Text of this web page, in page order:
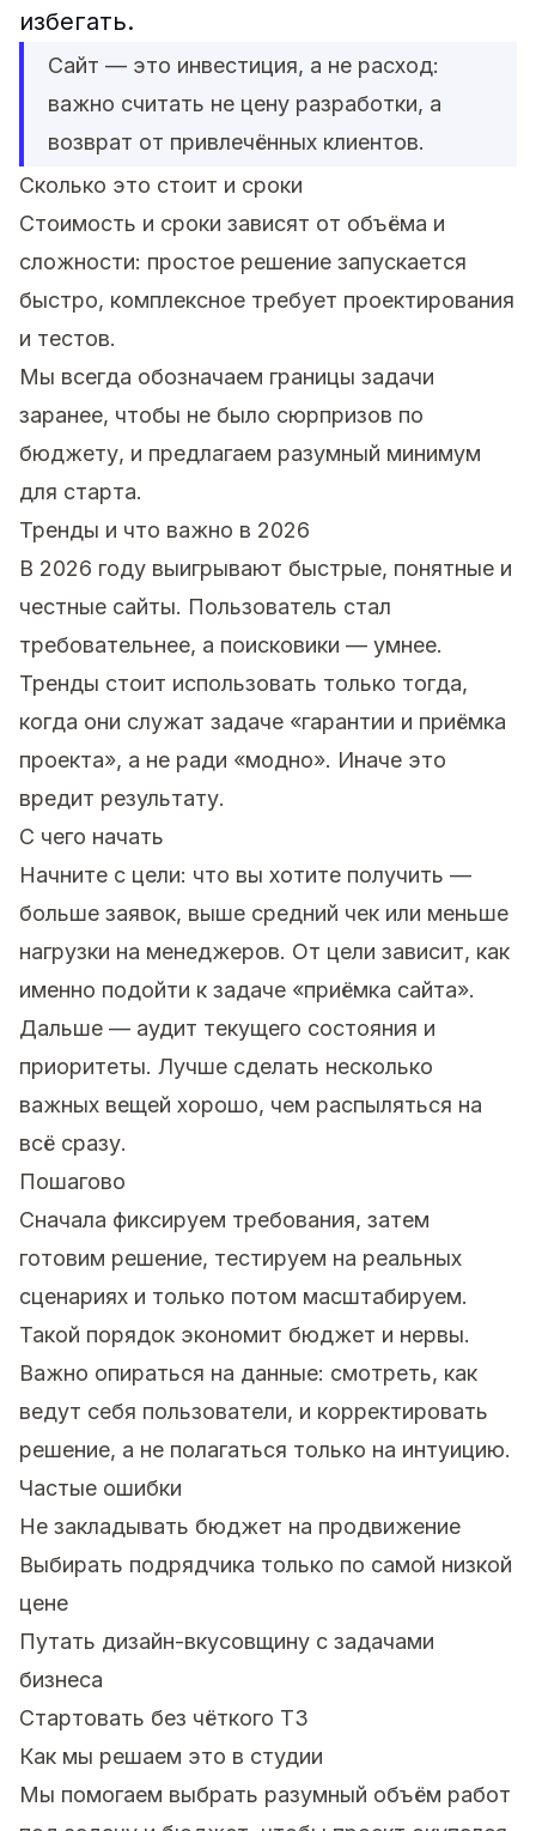
избегать.
Сайт — это инвестиция, а не расход:
важно считать не цену разработки, а
возврат от привлечённых клиентов.
Сколько это стоит и сроки
Стоимость и сроки зависят от объёма и
сложности: простое решение запускается
быстро, комплексное требует проектирования
и тестов.
Мы всегда обозначаем границы задачи
заранее, чтобы не было сюрпризов по
бюджету, и предлагаем разумный минимум
для старта.
Тренды и что важно в 2026
В 2026 году выигрывают быстрые, понятные и
честные сайты. Пользователь стал
требовательнее, а поисковики — умнее.
Тренды стоит использовать только тогда,
когда они служат задаче «гарантии и приёмка
проекта», а не ради «модно». Иначе это
вредит результату.
С чего начать
Начните с цели: что вы хотите получить —
больше заявок, выше средний чек или меньше
нагрузки на менеджеров. От цели зависит, как
именно подойти к задаче «приёмка сайта».
Дальше — аудит текущего состояния и
приоритеты. Лучше сделать несколько
важных вещей хорошо, чем распыляться на
всё сразу.
Пошагово
Сначала фиксируем требования, затем
готовим решение, тестируем на реальных
сценариях и только потом масштабируем.
Такой порядок экономит бюджет и нервы.
Важно опираться на данные: смотреть, как
ведут себя пользователи, и корректировать
решение, а не полагаться только на интуицию.
Частые ошибки
Не закладывать бюджет на продвижение
Выбирать подрядчика только по самой низкой
цене
Путать дизайн-вкусовщину с задачами
бизнеса
Стартовать без чёткого ТЗ
Как мы решаем это в студии
Мы помогаем выбрать разумный объём работ